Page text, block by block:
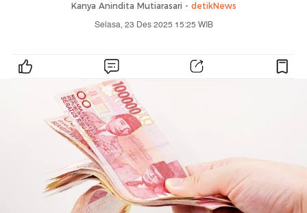
Kanya Anindita Mutiarasari - detikNews
Selasa, 23 Des 2025 15:25 WIB